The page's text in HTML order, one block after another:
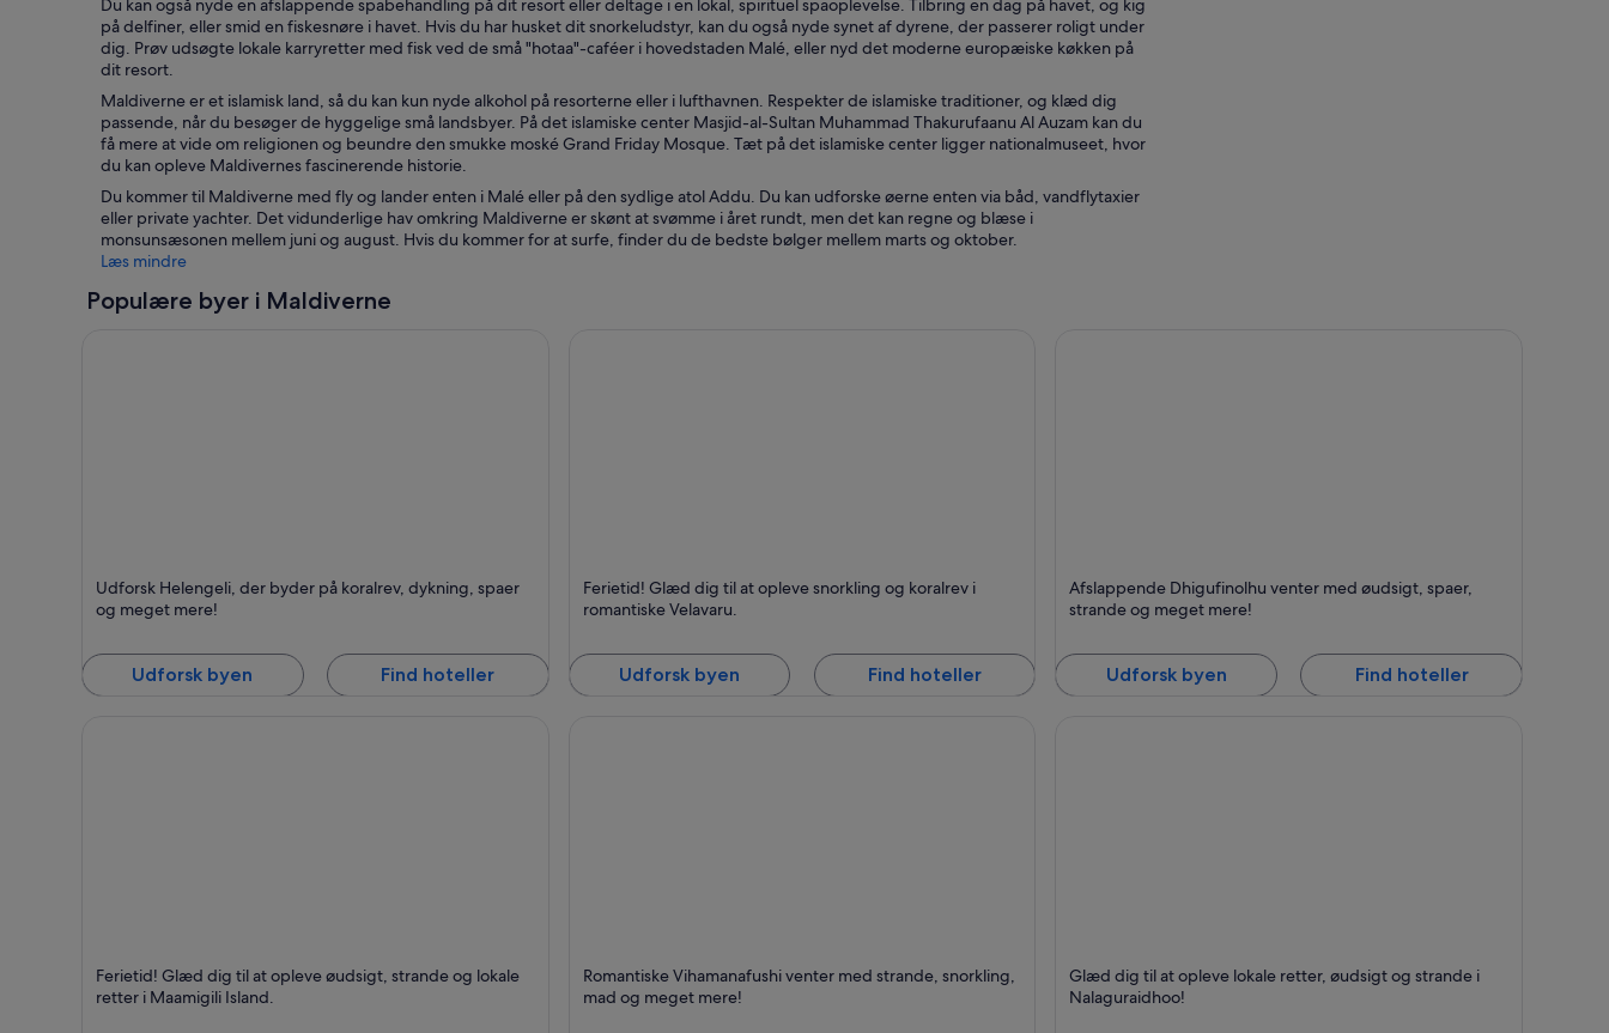
Du kan også nyde en afslappende spabehandling på dit resort eller deltage i en lokal, spirituel spaoplevelse. Tilbring en dag på havet, og kig
på delfiner, eller smid en fiskesnøre i havet. Hvis du har husket dit snorkeludstyr, kan du også nyde synet af dyrene, der passerer roligt under
dig. Prøv udsøgte lokale karryretter med fisk ved de små "hotaa"-caféer i hovedstaden Malé, eller nyd det moderne europæiske køkken på
dit resort.
Maldiverne er et islamisk land, så du kan kun nyde alkohol på resorterne eller i lufthavnen. Respekter de islamiske traditioner, og klæd dig
passende, når du besøger de hyggelige små landsbyer. På det islamiske center Masjid-al-Sultan Muhammad Thakurufaanu Al Auzam kan du
få mere at vide om religionen og beundre den smukke moské Grand Friday Mosque. Tæt på det islamiske center ligger nationalmuseet, hvor
du kan opleve Maldivernes fascinerende historie.
Du kommer til Maldiverne med fly og lander enten i Malé eller på den sydlige atol Addu. Du kan udforske øerne enten via båd, vandflytaxier
eller private yachter. Det vidunderlige hav omkring Maldiverne er skønt at svømme i året rundt, men det kan regne og blæse i
monsunsæsonen mellem juni og august. Hvis du kommer for at surfe, finder du de bedste bølger mellem marts og oktober.
Læs mindre
Populære byer i Maldiverne
Helengeli
Kendt for Koralrev, Dykning og Snorkling
Udforsk Helengeli, der byder på koralrev, dykning, spaer
og meget mere!
Udforsk byen Find hoteller
Velavaru
Kendt for Snorkling, Hav og Afslapning
Ferietid! Glæd dig til at opleve snorkling og koralrev i
romantiske Velavaru.
Udforsk byen Find hoteller
Dhigufinolhu
Kendt for Øer, Strande og Afslapning
Afslappende Dhigufinolhu venter med øudsigt, spaer,
strande og meget mere!
Udforsk byen Find hoteller
Kendt for Øer, Strande og Venlige mennesker
Ferietid! Glæd dig til at opleve øudsigt, strande og lokale
retter i Maamigili Island.
Kendt for Spiseområde, Strande og Øer
Romantiske Vihamanafushi venter med strande, snorkling,
mad og meget mere!
Kendt for Spiseområde, Øer og Strande
Glæd dig til at opleve lokale retter, øudsigt og strande i
Nalaguraidhoo!